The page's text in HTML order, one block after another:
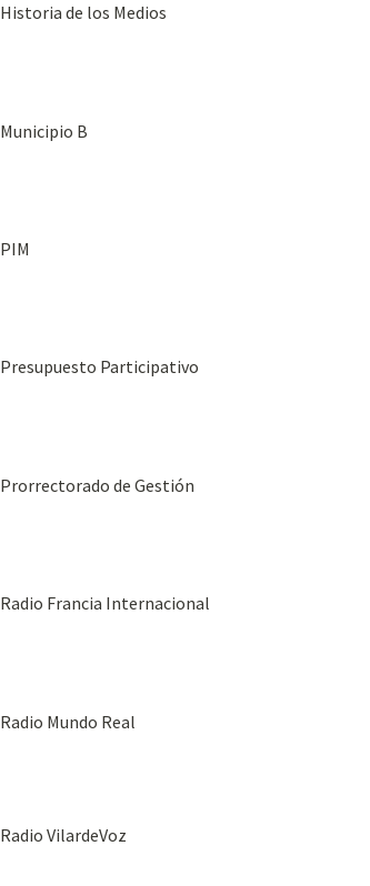
Historia de los Medios
Municipio B
PIM
Presupuesto Participativo
Prorrectorado de Gestión
Radio Francia Internacional
Radio Mundo Real
Radio VilardeVoz